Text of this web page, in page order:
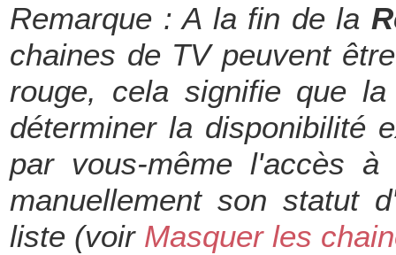
Remarque : A la fin de la
chaines de TV peuvent
rouge, cela signifie que
déterminer la disponibilité
par vous-même l'accès
manuellement son statut
liste (voir Masquer les